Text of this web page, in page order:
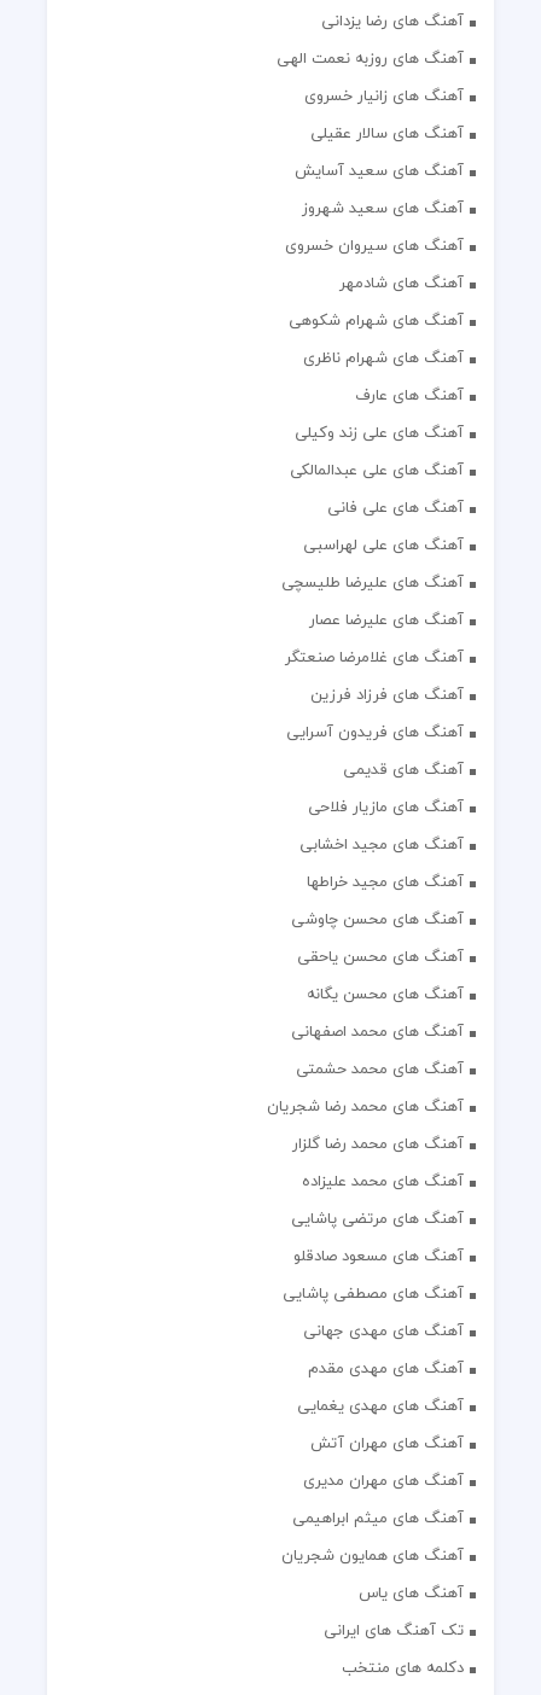
آهنگ های رضا یزدانی
آهنگ های روزبه نعمت الهی
آهنگ های زانیار خسروی
آهنگ های سالار عقیلی
آهنگ های سعید آسایش
آهنگ های سعید شهروز
آهنگ های سیروان خسروی
آهنگ های شادمهر
آهنگ های شهرام شکوهی
آهنگ های شهرام ناظری
آهنگ های عارف
آهنگ های علی زند وکیلی
آهنگ های علی عبدالمالکی
آهنگ های علی فانی
آهنگ های علی لهراسبی
آهنگ های علیرضا طلیسچی
آهنگ های علیرضا عصار
آهنگ های غلامرضا صنعتگر
آهنگ های فرزاد فرزین
آهنگ های فریدون آسرایی
آهنگ های قدیمی
آهنگ های مازیار فلاحی
آهنگ های مجید اخشابی
آهنگ های مجید خراطها
آهنگ های محسن چاوشی
آهنگ های محسن یاحقی
آهنگ های محسن یگانه
آهنگ های محمد اصفهانی
آهنگ های محمد حشمتی
آهنگ های محمد رضا شجریان
آهنگ های محمد رضا گلزار
آهنگ های محمد علیزاده
آهنگ های مرتضی پاشایی
آهنگ های مسعود صادقلو
آهنگ های مصطفی پاشایی
آهنگ های مهدی جهانی
آهنگ های مهدی مقدم
آهنگ های مهدی یغمایی
آهنگ های مهران آتش
آهنگ های مهران مدیری
آهنگ های میثم ابراهیمی
آهنگ های همایون شجریان
آهنگ های یاس
تک آهنگ های ایرانی
دکلمه های منتخب